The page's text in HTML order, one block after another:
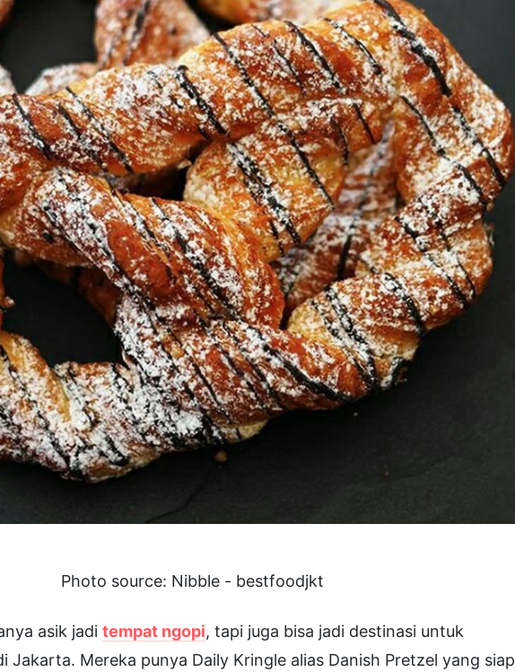
Photo source: Nibble - bestfoodjkt
asik jadi tempat ngopi, tapi juga bisa jadi destinasi untuk
Jakarta. Mereka punya Daily Kringle alias Danish Pretzel yang siap